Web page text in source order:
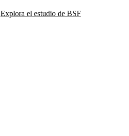
Explora el estudio de BSF